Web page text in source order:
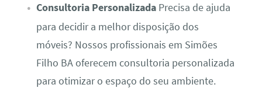
Consultoria PersonalizadaPrecisa de ajuda
para decidir a melhor disposição dos
móveis? Nossos profissionais em Simões
Filho BA oferecem consultoria personalizada
para otimizar o espaço do seu ambiente.